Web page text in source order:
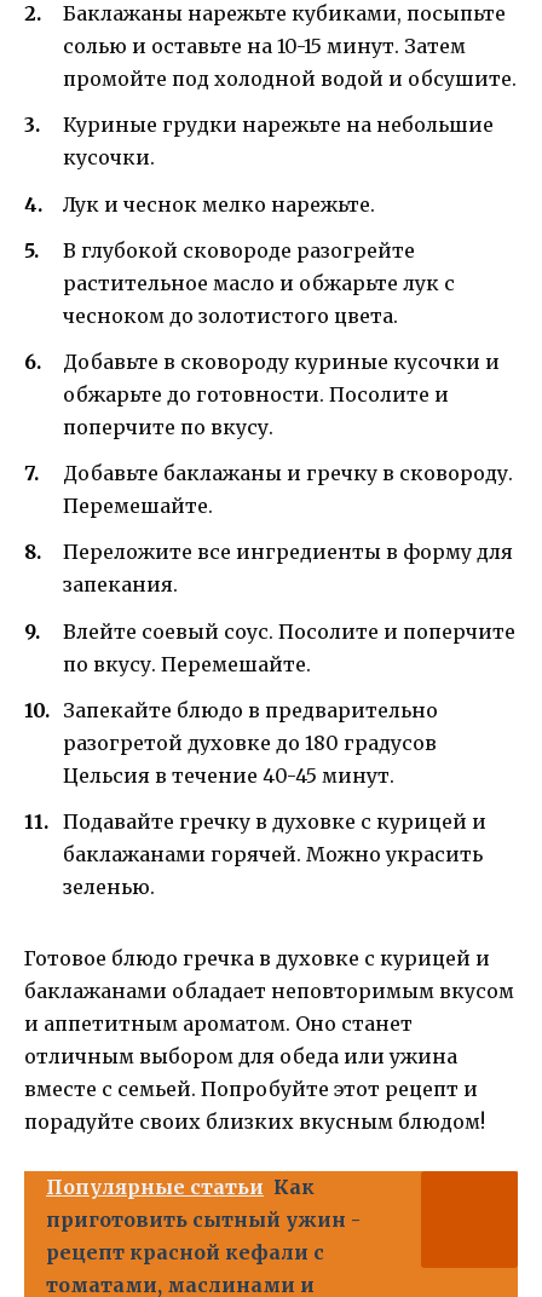
Баклажаны нарежьте кубиками, посыпьте
солью и оставьте на 10-15 минут. Затем
промойте под холодной водой и обсушите.
Куриные грудки нарежьте на небольшие
кусочки.
Лук и чеснок мелко нарежьте.
В глубокой сковороде разогрейте
растительное масло и обжарьте лук с
чесноком до золотистого цвета.
Добавьте в сковороду куриные кусочки и
обжарьте до готовности. Посолите и
поперчите по вкусу.
Добавьте баклажаны и гречку в сковороду.
Перемешайте.
Переложите все ингредиенты в форму для
запекания.
Влейте соевый соус. Посолите и поперчите
по вкусу. Перемешайте.
Запекайте блюдо в предварительно
разогретой духовке до 180 градусов
Цельсия в течение 40-45 минут.
Подавайте гречку в духовке с курицей и
баклажанами горячей. Можно украсить
зеленью.
Готовое блюдо гречка в духовке с курицей и
баклажанами обладает неповторимым вкусом
и аппетитным ароматом. Оно станет
отличным выбором для обеда или ужина
вместе с семьей. Попробуйте этот рецепт и
порадуйте своих близких вкусным блюдом!
Популярные статьи Как
приготовить сытный ужин -
рецепт красной кефали с
томатами, маслинами и